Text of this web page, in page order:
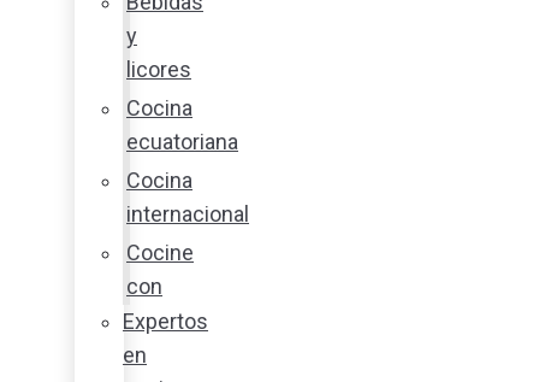
y
licores
Cocina
ecuatoriana
Cocina
internacional
Cocine
con
Expertos
en